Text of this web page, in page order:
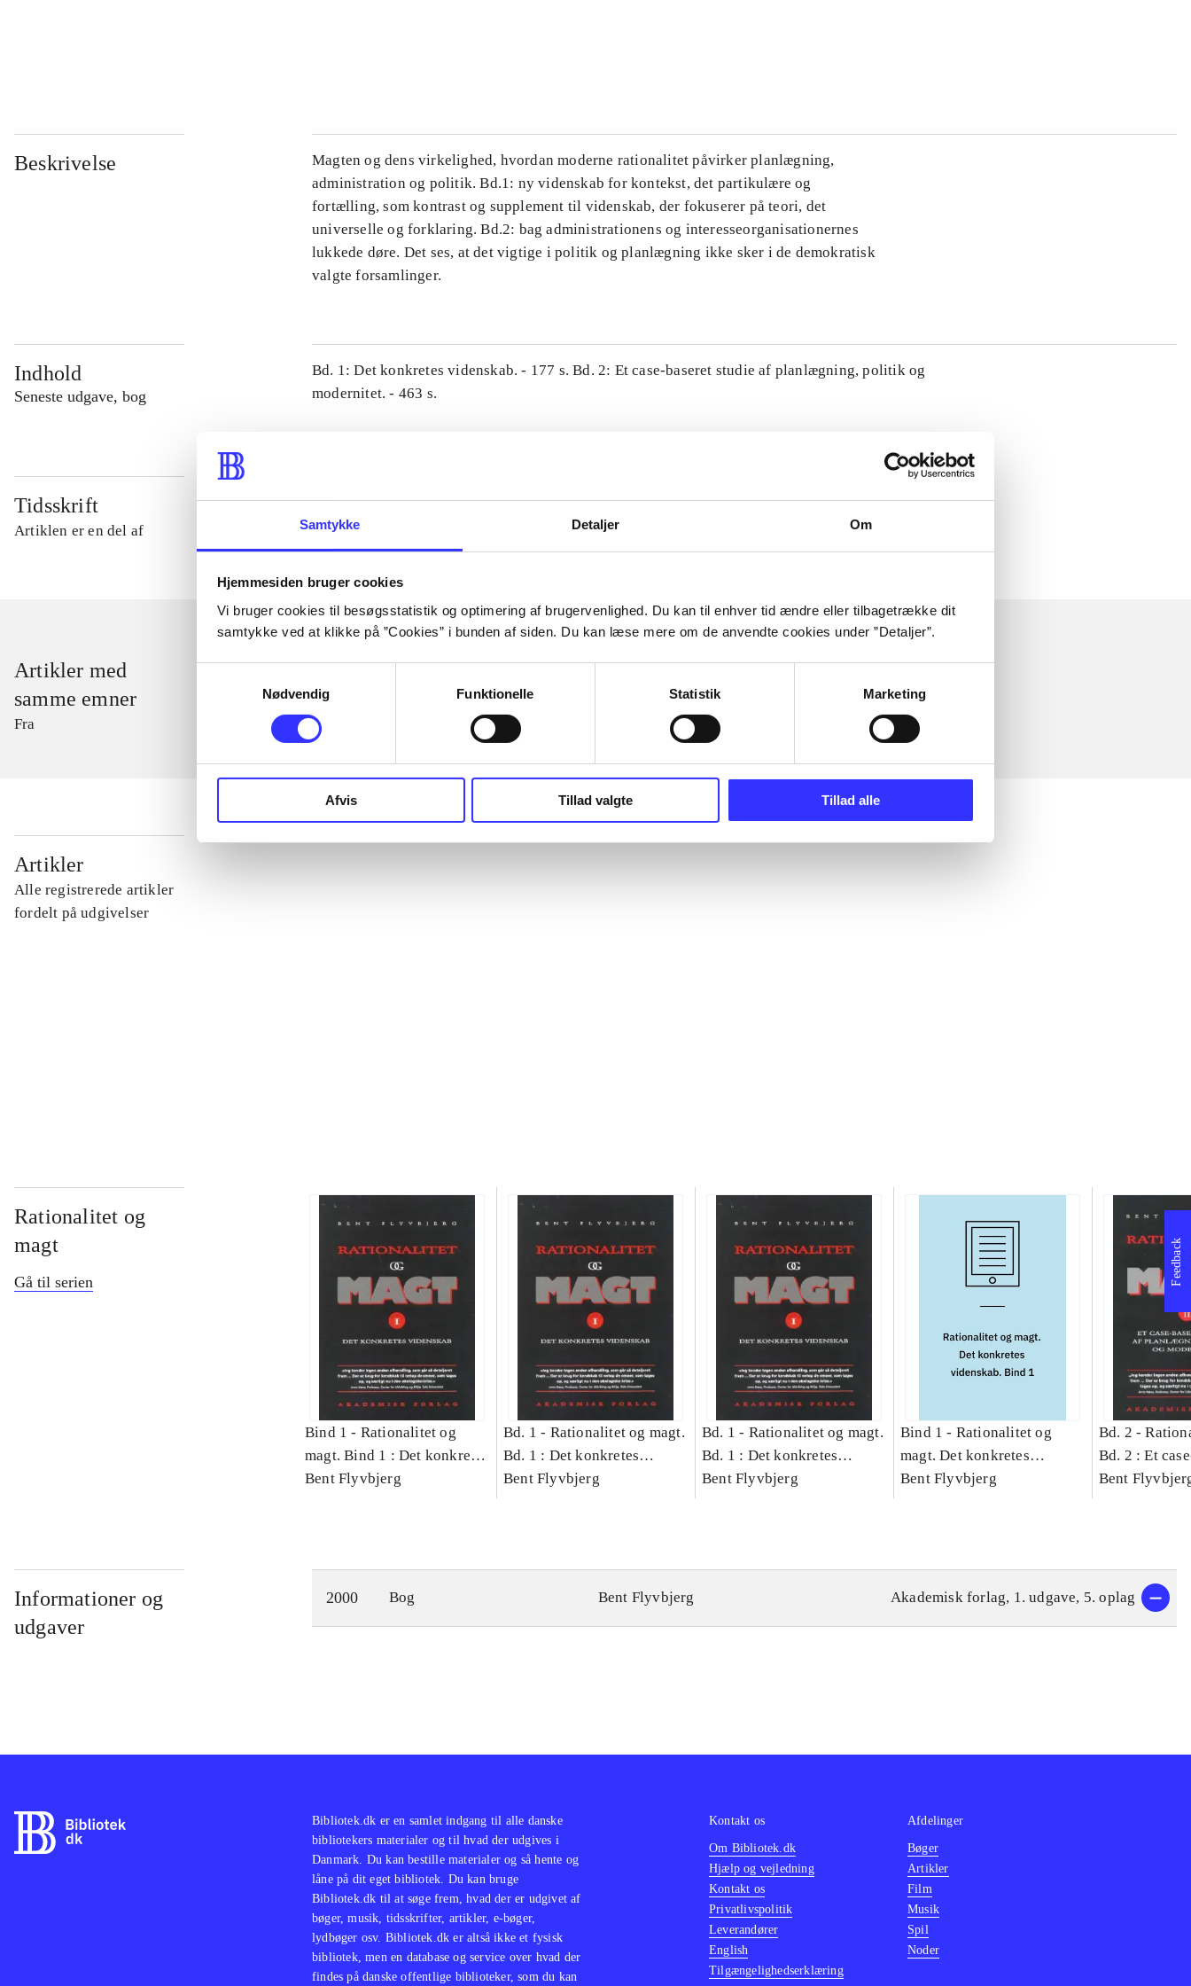
Samtykke Detaljer Om
Hjemmesiden bruger cookies
Vi bruger cookies til besøgsstatistik og optimering af brugervenlighed. Du kan til enhver tid ændre eller tilbagetrække dit
samtykke ved at klikke på ”Cookies” i bunden af siden. Du kan læse mere om de anvendte cookies under ”Detaljer”.
Nødvendig
Funktionelle Statistik Marketing
Afvis Tillad valgte Tillad alle
Beskrivelse
Magten og dens virkelighed, hvordan moderne rationalitet påvirker planlægning,
administration og politik. Bd.1: ny videnskab for kontekst, det partikulære og
fortælling, som kontrast og supplement til videnskab, der fokuserer på teori, det
universelle og forklaring. Bd.2: bag administrationens og interesseorganisationernes
lukkede døre. Det ses, at det vigtige i politik og planlægning ikke sker i de demokratisk
valgte forsamlinger.
Indhold
Seneste udgave, bog
Bd. 1: Det konkretes videnskab. - 177 s. Bd. 2: Et case-baseret studie af planlægning, politik og
modernitet. - 463 s.
Tidsskrift
Artiklen er en del af
Artikler med
samme emner
Fra
Artikler
Alle registrerede artikler
fordelt på udgivelser
Rationalitet og
magt
Gå til serien
Bind 1 - Rationalitet og
magt. Bind 1 : Det konkretes
videnskab
Bent Flyvbjerg
Bd. 1 - Rationalitet og magt.
Bd. 1 : Det konkretes
videnskab
Bent Flyvbjerg
Bd. 1 - Rationalitet og magt.
Bd. 1 : Det konkretes
videnskab
Bent Flyvbjerg
Bind 1 - Rationalitet og
magt. Det konkretes
videnskab. Bind 1
Bent Flyvbjerg
Bd. 2 -
Bd. 2 : Et
studie af
Bent
Informationer og
udgaver
2000 Bog Bent Flyvbjerg Akademisk forlag, 1. udgave, 5. oplag
Feedback
Bibliotek.dk er en samlet indgang til alle danske
bibliotekers materialer og til hvad der udgives i
Danmark. Du kan bestille materialer og så hente og
låne på dit eget bibliotek. Du kan bruge
Bibliotek.dk til at søge frem, hvad der er udgivet af
bøger, musik, tidsskrifter, artikler, e-bøger,
lydbøger osv. Bibliotek.dk er altså ikke et fysisk
bibliotek, men en database og service over hvad der
findes på danske offentlige biblioteker, som du kan
Kontakt os
Om Bibliotek.dk
Hjælp og vejledning
Kontakt os
Privatlivspolitik
Leverandører
English
Tilgængelighedserklæring
Afdelinger
Bøger
Artikler
Film
Musik
Spil
Noder